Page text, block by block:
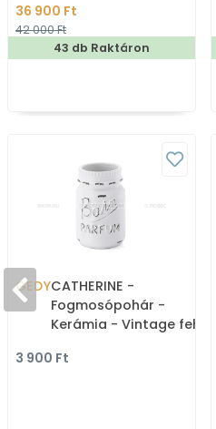
36 900 Ft
42 000 Ft
43 db Raktáron
GEDYCATHERINE -
Fogmosópohár -
Kerámia - Vintage fehér
3 900 Ft